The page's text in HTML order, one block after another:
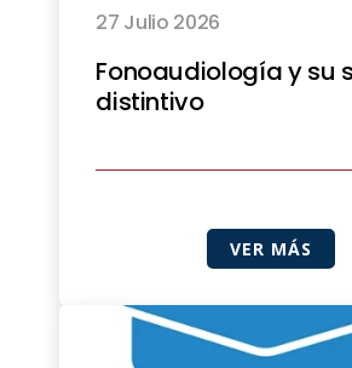
27 Julio 2026
Fonoaudiología y su
distintivo
VER MÁS